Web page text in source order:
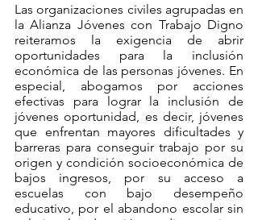
Las organizaciones civiles agrupadas en
la Alianza Jóvenes con Trabajo Digno
reiteramos la exigencia de abrir
oportunidades para la inclusión
económica de las personas jóvenes. En
especial, abogamos por acciones
efectivas para lograr la inclusión de
jóvenes oportunidad, es decir, jóvenes
que enfrentan mayores dificultades y
barreras para conseguir trabajo por su
origen y condición socioeconómica de
bajos ingresos, por su acceso a
escuelas con bajo desempeño
educativo, por el abandono escolar sin